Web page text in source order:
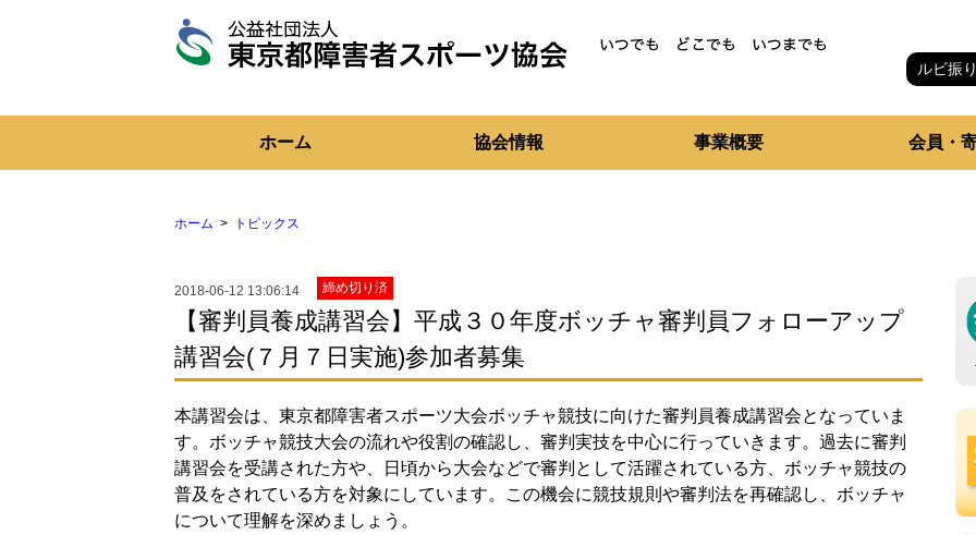
都
者
ー
ツ
ルビ振
ホーム 協会情報 事業概要 会員・
ホーム トピックス
2018-06-12 13:06:14 締め切り済
【審判員養成講習会】平成３０年度ボッチャ審判員フォローアップ
講習会(７月７日実施)参加者募集
本講習会は、東京都障害者スポーツ大会ボッチャ競技に向けた審判員養成講習会となっていま
す。ボッチャ競技大会の流れや役割の確認し、審判実技を中心に行っていきます。過去に審判
講習会を受講された方や、日頃から大会などで審判として活躍されている方、ボッチャ競技の
普及をされている方を対象にしています。この機会に競技規則や審判法を再確認し、ボッチャ
について理解を深めましょう。